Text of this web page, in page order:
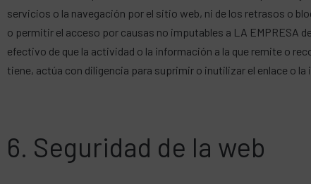
servicios o la navegación por el sitio web, ni de los retrasos o
o permitir el acceso por causas no imputables a LA EMPRESA
efectivo de que la actividad o la información a la que remite o
tiene, actúa con diligencia para suprimir o inutilizar el enlace o
6. Seguridad de la web